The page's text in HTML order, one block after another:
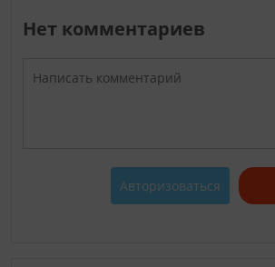
Нет комментариев
Авторизоваться